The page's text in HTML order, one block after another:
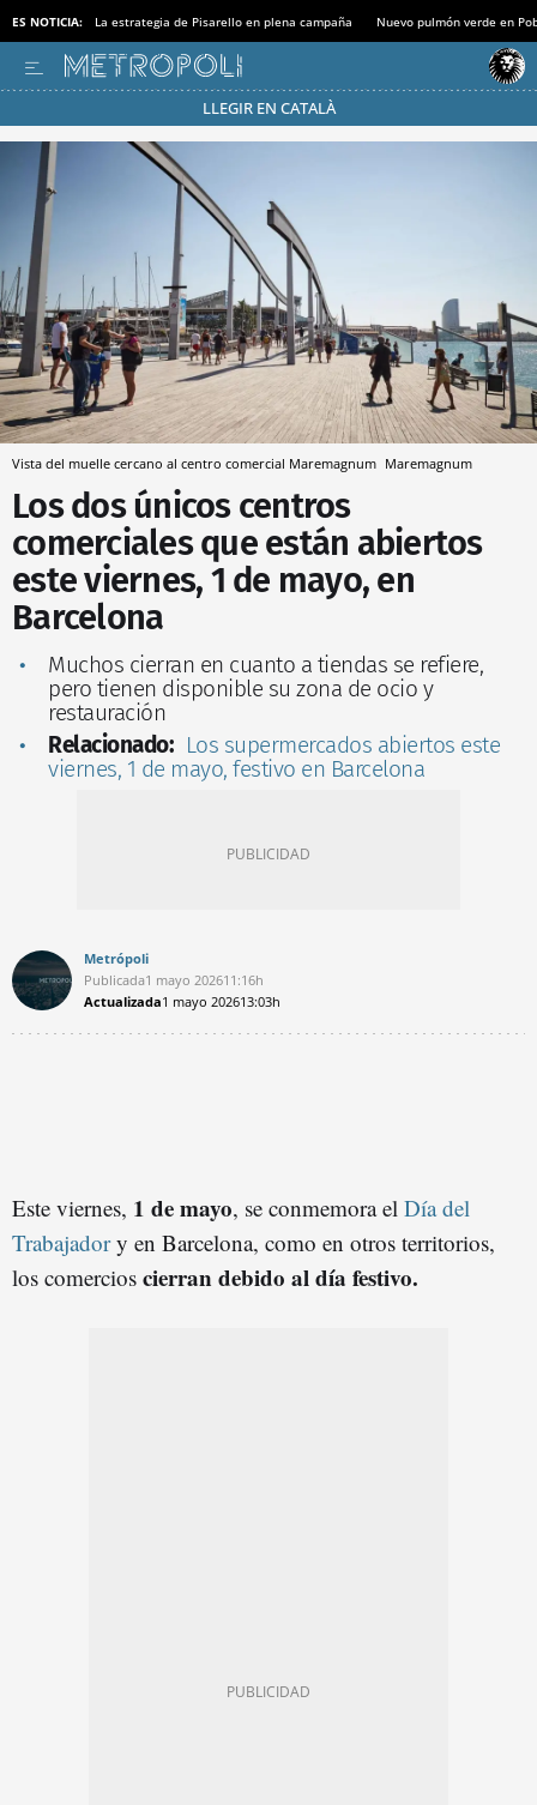
ES NOTICIA: La estrategia de Pisarello en plena campaña Nuevo pulmón verde en
LLEGIR EN CATALÀ
Pásate al MODO AHORRO
Vista del muelle cercano al centro comercial Maremagnum Maremagnum
Los dos únicos centros
comerciales que están abiertos
este viernes, 1 de mayo, en
Barcelona
Muchos cierran en cuanto a tiendas se refiere,
pero tienen disponible su zona de ocio y
restauración
Relacionado: Los supermercados abiertos este
viernes, 1 de mayo, festivo en Barcelona
Metrópoli
Publicada1 mayo 202611:16h
Actualizada1 mayo 202613:03h
Este viernes, 1 de mayo, se conmemora el Día del
Trabajadory en Barcelona, como en otros territorios,
los comercios cierran debido al día festivo.